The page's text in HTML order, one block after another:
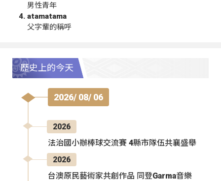
男性青年
atamatama
父字輩的稱呼
歷史上的今天
2026/ 08/ 06
2026
法治國小辦棒球交流賽 4縣市隊伍共襄盛舉
2026
台澳原民藝術家共創作品 同登Garma音樂